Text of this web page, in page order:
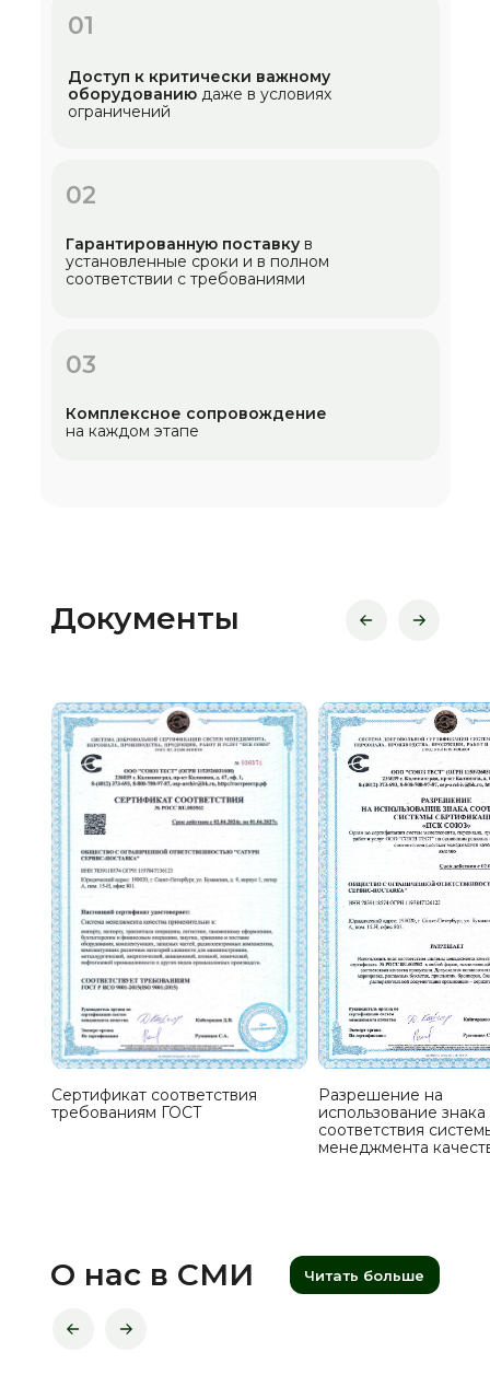
01
Доступ к критически важному
оборудованиюдаже в условиях
ограничений
02
Гарантированную поставкув
установленные сроки и в полном
соответствии с требованиями
03
Комплексное сопровождение
на каждом этапе
Документы
Сертификат соответствия
требованиям ГОСТ
Разрешение на
использование знака
соответствия
менеджмента
Читать больше
О нас в СМИ